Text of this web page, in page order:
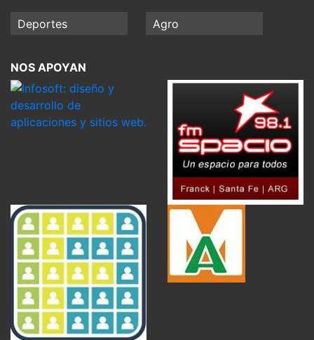
Deportes Agro
NOS APOYAN